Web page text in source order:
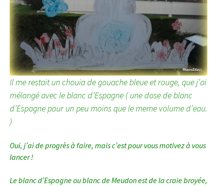
Il me restait un chouia de gouache bleue et rouge, que j’ai
mélangé avec le blanc d’Espagne ( une dose de blanc
d’Espagne pour un peu moins que le meme volume d’eau.
)
Oui, j’ai de progrès à faire, mais c’est pour vous motivez à vous
lancer !
Le blanc d’Espagne ou blanc de Meudon est de la craie broyée,